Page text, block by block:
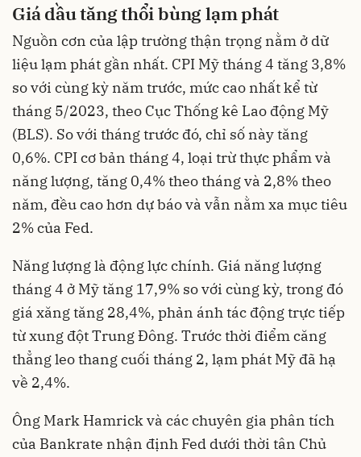
Giá dầu tăng thổi bùng lạm phát
Nguồn cơn của lập trường thận trọng nằm ở dữ
liệu lạm phát gần nhất. CPI Mỹ tháng 4 tăng 3,8%
so với cùng kỳ năm trước, mức cao nhất kể từ
tháng 5/2023, theo Cục Thống kê Lao động Mỹ
(BLS). So với tháng trước đó, chỉ số này tăng
0,6%. CPI cơ bản tháng 4, loại trừ thực phẩm và
năng lượng, tăng 0,4% theo tháng và 2,8% theo
năm, đều cao hơn dự báo và vẫn nằm xa mục tiêu
2% của Fed.
Năng lượng là động lực chính. Giá năng lượng
tháng 4 ở Mỹ tăng 17,9% so với cùng kỳ, trong đó
giá xăng tăng 28,4%, phản ánh tác động trực tiếp
từ xung đột Trung Đông. Trước thời điểm căng
thẳng leo thang cuối tháng 2, lạm phát Mỹ đã hạ
về 2,4%.
Ông Mark Hamrick và các chuyên gia phân tích
của Bankrate nhận định Fed dưới thời tân Chủ